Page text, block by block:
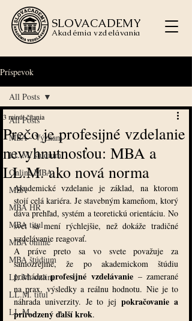
SLOVACADEMY
Akadémia vzdelávania
Príspevok
All Posts
MBA - Význam
LL.M. štúdium
Online MBA
MBA
MBA HR
MBA titul
MBA online
MBA štúdium
LL.M. online
LL.M. titul
LL.M.
All Posts
Prečo je profesijné vzdelanie
nevyhnutnosťou: MBA a
LL.M. ako nová norma
3 minút čítania
Akademické vzdelanie je základ, na ktorom
stojí celá kariéra. Je stavebným kameňom, ktorý
dáva prehľad, systém a teoretickú orientáciu. No
svet sa mení rýchlejšie, než dokáže tradičné
vzdelávanie reagovať.
A práve preto sa vo svete považuje za
samozrejmé, že po akademickom štúdiu
prichádza profesijné vzdelávanie – zamerané
na prax, výsledky a reálnu hodnotu. Nie je to
náhrada univerzity. Je to jej pokračovanie a
prirodzený ďalší krok.